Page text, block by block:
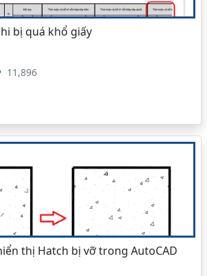
bị quá khổ giấy
11,896
thị Hatch bị vỡ trong AutoCAD